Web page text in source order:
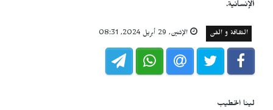
الإنسانية.
الثقافة و الفن الإثنين, 29 أبريل 2024, 08:31
لينا الخطيب